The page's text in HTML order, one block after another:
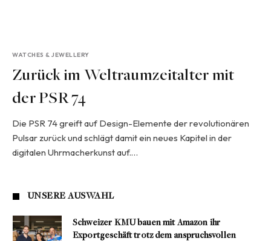
WATCHES & JEWELLERY
Zurück im Weltraumzeitalter mit
der PSR 74
Die PSR 74 greift auf Design-Elemente der revolutionären
Pulsar zurück und schlägt damit ein neues Kapitel in der
digitalen Uhrmacherkunst auf.…
UNSERE AUSWAHL
Schweizer KMU bauen mit Amazon ihr
Exportgeschäft trotz dem anspruchsvollen